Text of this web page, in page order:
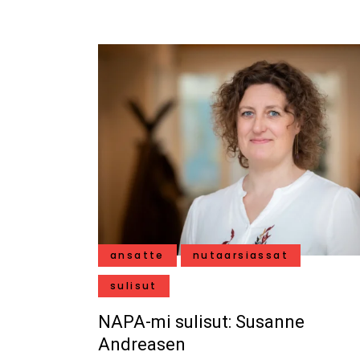
ansatte nutaarsiassat
sulisut
NAPA-mi sulisut: Susanne
Andreasen